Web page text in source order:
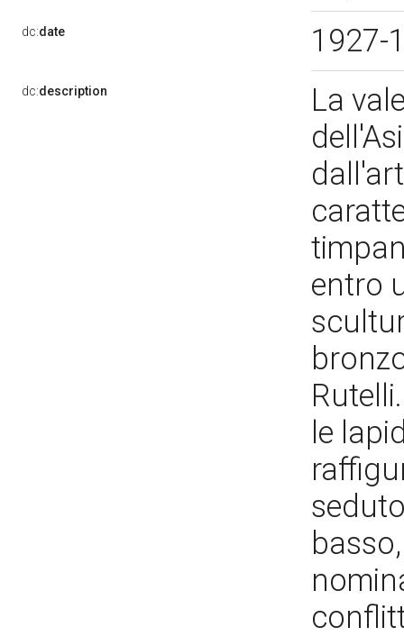
dc:date 1927-
dc:description
La
entro
le